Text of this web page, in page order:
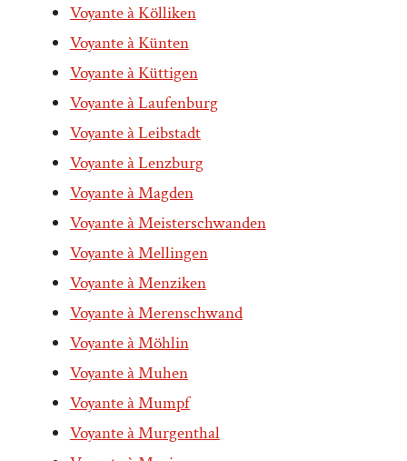
Voyante à Kölliken
Voyante à Künten
Voyante à Küttigen
Voyante à Laufenburg
Voyante à Leibstadt
Voyante à Lenzburg
Voyante à Magden
Voyante à Meisterschwanden
Voyante à Mellingen
Voyante à Menziken
Voyante à Merenschwand
Voyante à Möhlin
Voyante à Muhen
Voyante à Mumpf
Voyante à Murgenthal